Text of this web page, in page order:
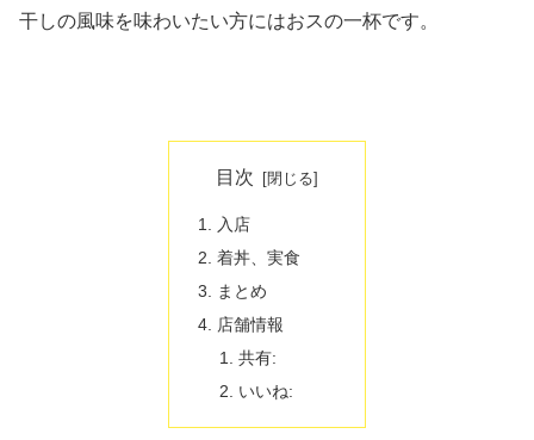
干しの風味を味わいたい方にはおスの一杯です。
目次
入店
着丼、実食
まとめ
店舗情報
共有:
いいね: